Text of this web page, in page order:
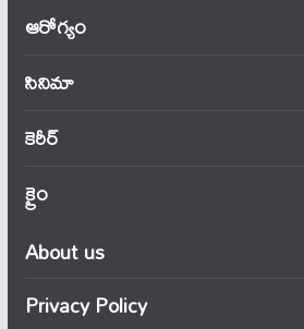
ఆరోగ్యం
సినిమా
కెరీర్
క్రైం
About us
Privacy Policy